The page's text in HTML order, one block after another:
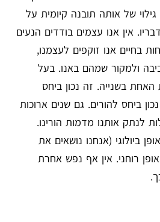
של אותה תובנה קיומית על
אין אנו עצמים בודדים הנעים
בחיים אנו זוקפים לעצמנו,
ולמקור שמהם באנו. בעל
האחת בשנייה. זה נכון ביחס
ביחס להורים. גם שנים ארוכות
לנתק אותנו מדמות הורינו.
ביולוגי (אנחנו נושאים את
רוחני. אין אף נפש אחרת